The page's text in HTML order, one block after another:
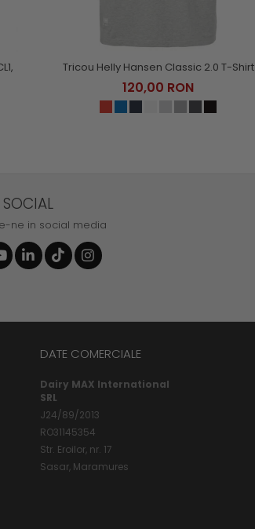
Tricou Helly Hansen Classic 2.0 T-Shirt
120,00 RON
SOCIAL
ne in social media
DATE COMERCIALE
Dairy MAX International
SRL
J24/89/2013
RO31145354
Str. Eroilor, nr. 17
Sasar, Maramures